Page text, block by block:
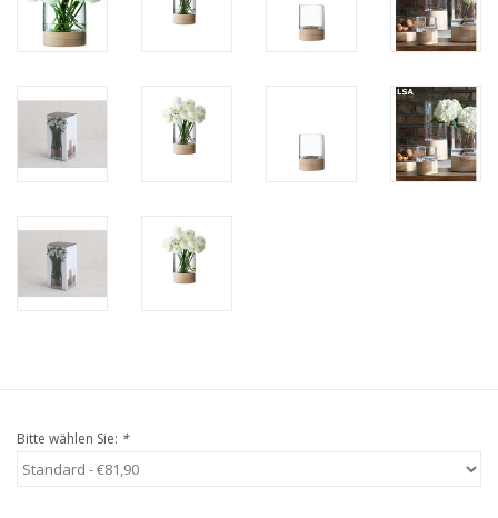
Bitte wählen Sie: *